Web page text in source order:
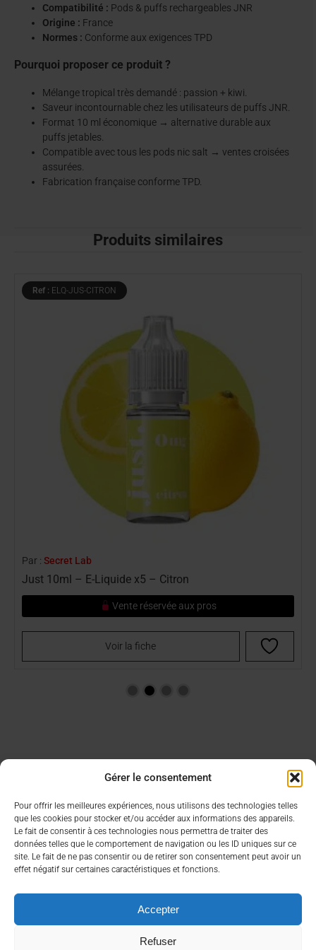
Gérer le consentement
Pour offrir les meilleures expériences, nous utilisons des technologies telles
que les cookies pour stocker et/ou accéder aux informations des appareils.
Le fait de consentir à ces technologies nous permettra de traiter des
données telles que le comportement de navigation ou les ID uniques sur ce
site. Le fait de ne pas consentir ou de retirer son consentement peut avoir un
effet négatif sur certaines caractéristiques et fonctions.
Accepter
Refuser
Compatibilité : Pods & puffs rechargeables JNR
Origine : France
Normes : Conforme aux exigences TPD
Pourquoi proposer ce produit ?
Mélange tropical très demandé : passion + kiwi.
Saveur incontournable chez les utilisateurs de puffs JNR.
Format 10 ml économique → alternative durable aux
puffs jetables.
Compatible avec tous les pods nic salt → ventes croisées
assurées.
Fabrication française conforme TPD.
Produits similaires
Ref : ELQ-JUS-CITRON
Par : Secret Lab
Just 10ml – E-Liquide x5 – Citron
Vente réservée aux pros
Voir la fiche
Aide & Infos
Condition générales de vente
FAQ
Lien utiles
Choisir son CBD
Contacter un commercial
Mon compte
RGPD/Cookies
contact@bea-francetabac.fr
38, Rue AMPERE 56980 SAINT-AVE